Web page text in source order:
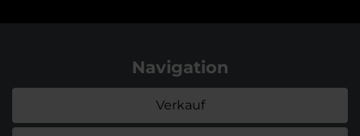
Navigation
Verkauf